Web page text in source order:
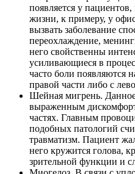
появляется у
жизни, к примеру, у
вызвать заболевание
переохлаждение,
него свойственны
усиливающиеся в
часто боли появляются
правой части либо с
Шейная мигрень.
выраженным
частях. Главным
подобных патологий
травматизм. Пациент
него кружится голова,
зрительной функции и